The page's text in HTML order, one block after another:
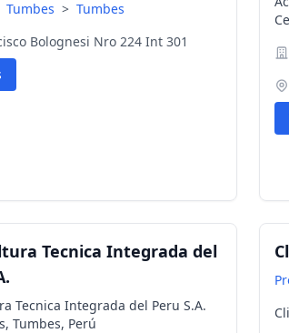
Tumbes > Tumbes
Bolognesi Nro 224 Int 301
Tecnica Integrada del
Tecnica Integrada del Peru S.A.
Tumbes, Perú